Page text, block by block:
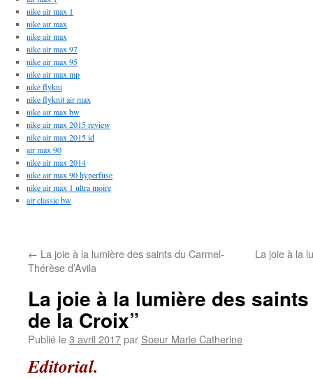
nike air max 1
nike air max
nike air max
nike air max 97
nike air max 95
nike air max mp
nike flykni
nike flyknit air max
nike air max bw
nike air max 2015 review
nike air max 2015 id
air max 90
nike air max 2014
nike air max 90 hyperfuse
nike air max 1 ultra moire
air classic bw
← La joie à la lumière des saints du Carmel-
Thérèse d’Avila
La joie à la
La joie à la lumière des
de la Croix”
Publié le3 avril 2017par Soeur Marie Catherine
Editorial.